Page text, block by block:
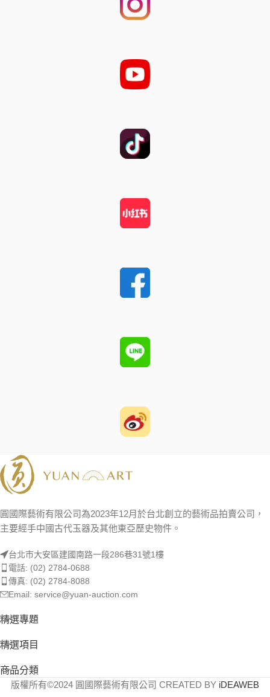
圓國際藝術有限公司為2023年12月於台北創立的藝術品拍賣公司，
主要經手中國古代玉器及其他東亞歷史物件。
台北市大安區建國南路一段286巷31號1樓
電話: (02) 2784-0688
傳真: (02) 2784-8088
Email: service@yuan-auction.com
精選專題
精選項目
商品分類
版權所有©2024 圓國際藝術有限公司 CREATED BY iDEAWEB